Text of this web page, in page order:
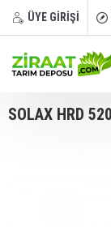
ÜYE GİRİŞİ
SOLAX HRD